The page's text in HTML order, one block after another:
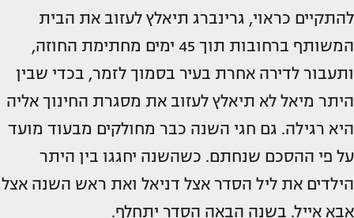
להתקיים כראוי, גרינברג תיאלץ לעזוב את הבית
המשותף ברחובות תוך 45 ימים מחתימת החוזה,
ותעבור לדירה אחרת בעיר בסמוך לזמר, בכדי שבין
היתר מיאל לא תיאלץ לעזוב את מסגרת החינוך אליה
היא רגילה. גם חגי השנה כבר מחולקים מבעוד מועד
על פי ההסכם שנחתם. כשהשנה יחגגו בין היתר
הילדים את ליל הסדר אצל דניאל ואת ראש השנה אצל
אבא אייל. בשנה הבאה הסדר יתחלף.